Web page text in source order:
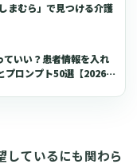
まむら」で見つける介護
いい？患者情報を入れ
プロンプト50選【2026年
しているにも関わら